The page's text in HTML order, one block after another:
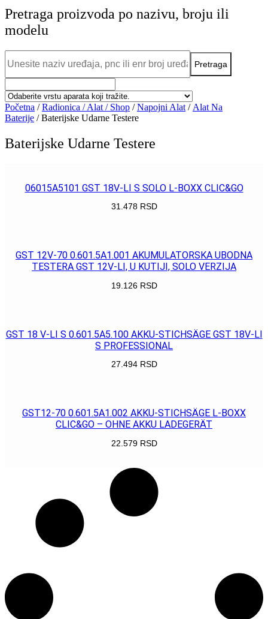
Pretraga proizvoda po nazivu, broju ili
modelu
Početna /Radionica / Alat / Shop /Napojni Alat / Alat Na
Baterije / Baterijske Udarne Testere
Baterijske Udarne Testere
06015A5101 GST 18V-LI S SOLO L-BOXX CLIC&GO
31.478 RSD
GST 12V-70 0.601.5A1.001 AKUMULATORSKA UBODNA
TESTERA GST 12V-LI, U KUTIJI, SOLO VERZIJA
19.126 RSD
GST 18 V-LI S 0.601.5A5.100 AKKU-STICHSÄGE GST 18V-LI
S PROFESSIONAL
27.494 RSD
GST12-70 0.601.5A1.002 AKKU-STICHSÄGE L-BOXX
CLIC&GO – OHNE AKKU LADEGERÄT
22.579 RSD